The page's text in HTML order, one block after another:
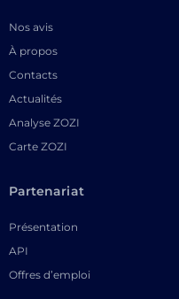
Nos avis
À propos
Contacts
Actualités
Analyse ZOZI
Carte ZOZI
Partenariat
Présentation
API
Offres d’emploi